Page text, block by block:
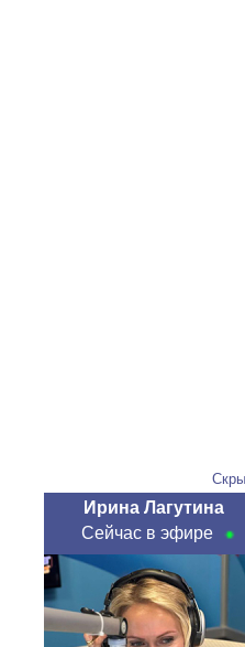
Ирина Лагутина
Сейчас в эфире